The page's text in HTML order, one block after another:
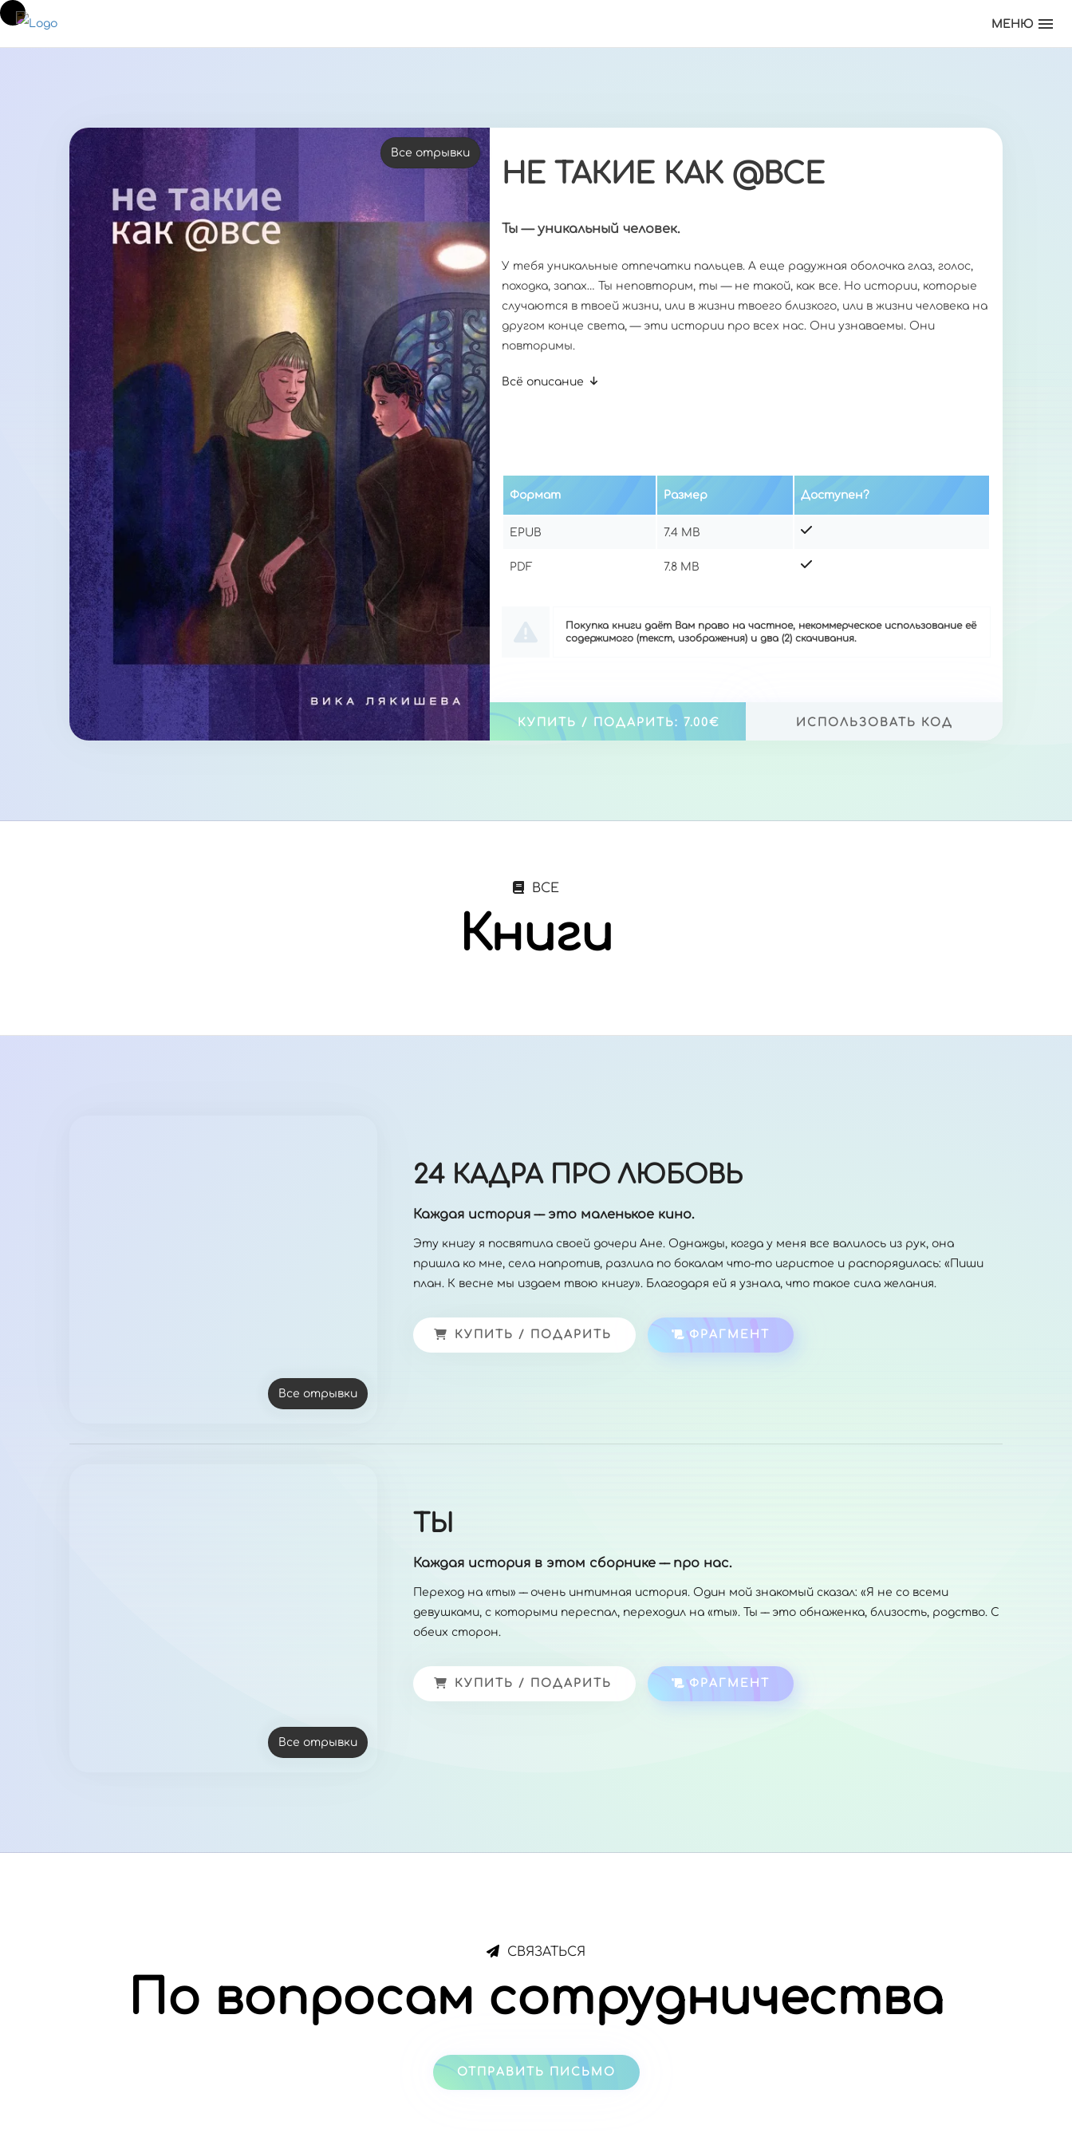
МЕНЮ
Все отрывки
НЕ ТАКИЕ КАК @ВСЕ
Ты — уникальный человек.
У тебя уникальные отпечатки пальцев. А еще радужная оболочка глаз, голос,
походка, запах… Ты неповторим, ты — не такой, как все. Но истории, которые
случаются в твоей жизни, или в жизни твоего близкого, или в жизни человека на
другом конце света, — эти истории про всех нас. Они узнаваемы. Они
повторимы.
Всё описание
Формат Размер Доступен?
EPUB 7.4 MB
PDF 7.8 MB
Покупка книги даёт Вам право на частное, некоммерческое использование её
содержимого (текст, изображения) и два (2) скачивания.
КУПИТЬ / ПОДАРИТЬ: 7.00€ ИСПОЛЬЗОВАТЬ КОД
ВСЕ
Книги
Все отрывки
24 КАДРА ПРО ЛЮБОВЬ
Каждая история –– это маленькое кино.
Эту книгу я посвятила своей дочери Ане. Однажды, когда у меня все валилось из рук, она
пришла ко мне, села напротив, разлила по бокалам что-то игристое и распорядилась: «Пиши
план. К весне мы издаем твою книгу». Благодаря ей я узнала, что такое сила желания.
КУПИТЬ / ПОДАРИТЬ ФРАГМЕНТ
Все отрывки
ТЫ
Каждая история в этом сборнике –– про нас.
Переход на «ты» –– очень интимная история. Один мой знакомый сказал: «Я не со всеми
девушками, с которыми переспал, переходил на «ты». Ты –– это обнаженка, близость, родство. С
обеих сторон.
КУПИТЬ / ПОДАРИТЬ ФРАГМЕНТ
СВЯЗАТЬСЯ
По вопросам сотрудничества
ОТПРАВИТЬ ПИСЬМО
ТЕМА